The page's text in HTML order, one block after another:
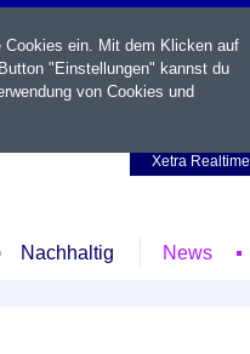
Xetra Realtime
Nachhaltig News
Cookies ein. Mit dem Klicken auf
"Einstellungen" kannst du
von Cookies und